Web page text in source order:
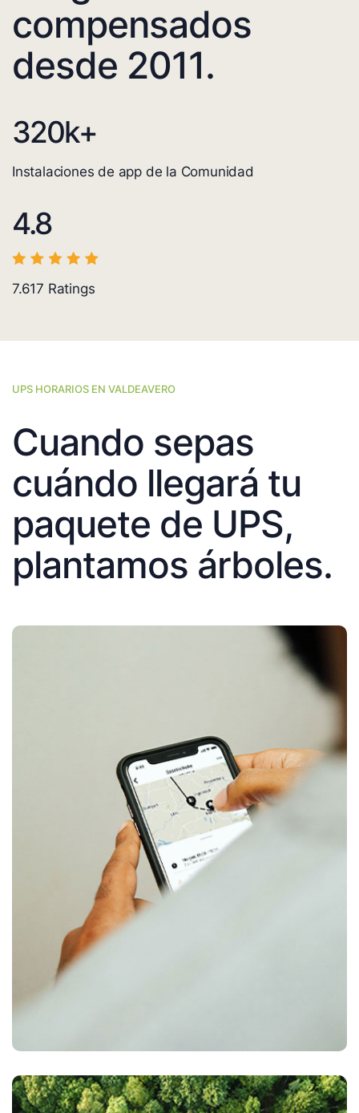
compensados
desde 2011.
320k+
Instalaciones de app de la Comunidad
4.8
7.617 Ratings
UPS HORARIOS EN VALDEAVERO
Cuando sepas
cuándo llegará tu
paquete de UPS,
plantamos árboles.